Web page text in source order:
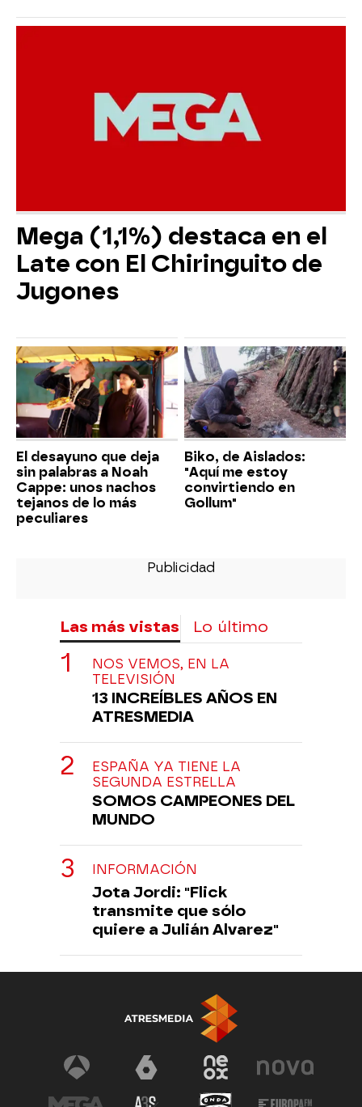
Mega (1,1%) destaca en el
Late con El Chiringuito de
Jugones
El desayuno que deja
sin palabras a Noah
Cappe: unos nachos
tejanos de lo más
peculiares
Biko, de Aislados:
"Aquí me estoy
convirtiendo en
Gollum"
Las más vistas Lo último
NOS VEMOS, EN LA
TELEVISIÓN
13 INCREÍBLES AÑOS EN
ATRESMEDIA
ESPAÑA YA TIENE LA
SEGUNDA ESTRELLA
SOMOS CAMPEONES DEL
MUNDO
INFORMACIÓN
Jota Jordi: "Flick
transmite que sólo
quiere a Julián Alvarez"